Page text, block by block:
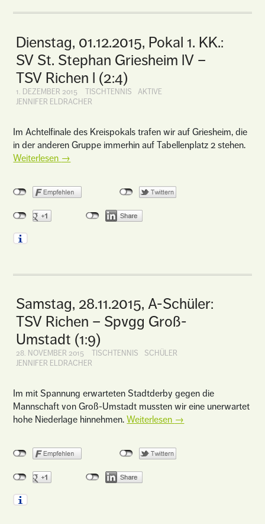
Dienstag, 01.12.2015, Pokal 1. KK.:
SV St. Stephan Griesheim lV –
TSV Richen l (2:4)
1. DEZEMBER 2015 TISCHTENNIS
AKTIVE
JENNIFER ELDRACHER
Im Achtelfinale des Kreispokals trafen wir auf Griesheim, die
in der anderen Gruppe immerhin auf Tabellenplatz 2 stehen.
Weiterlesen →
Samstag, 28.11.2015, A-Schüler:
TSV Richen – Spvgg Groß-
Umstadt (1:9)
28. NOVEMBER 2015 TISCHTENNIS
SCHÜLER
JENNIFER ELDRACHER
Im mit Spannung erwarteten Stadtderby gegen die
Mannschaft von Groß-Umstadt mussten wir eine unerwartet
hohe Niederlage hinnehmen.Weiterlesen →